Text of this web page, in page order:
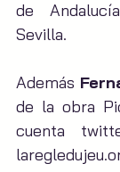
de
Sevilla.
Además
de la obra
cuenta